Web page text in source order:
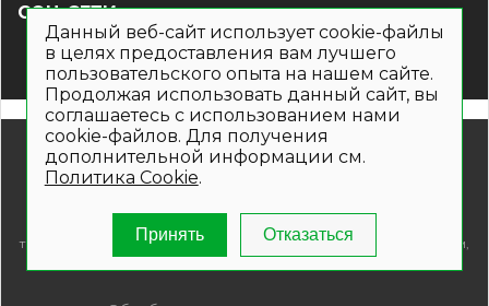
СОЦ СЕТИ
© 2019- 2026. Общество с ограниченной ответственностью
«Кронекс»
Информация на сайте носит рекламно-информационный
подробной информации о наличии и стоимости указанных
товаров и (или) услуг , пожалуйста, обращайтесь по телефонам,
Данный веб-сайт использует cookie-файлы
в целях предоставления вам лучшего
пользовательского опыта на нашем сайте.
Продолжая использовать данный сайт, вы
соглашаетесь с использованием нами
cookie-файлов. Для получения
дополнительной информации см.
Политика Cookie.
Принять Отказаться